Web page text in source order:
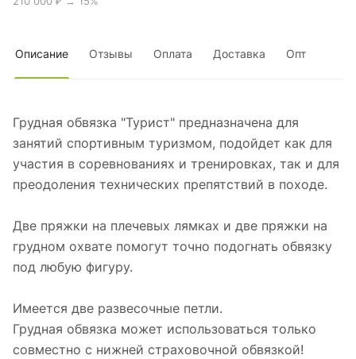
Описание Отзывы Оплата Доставка Опт
Грудная обвязка "Турист" предназначена для
занятий спортивным туризмом, подойдет как для
участия в соревнованиях и тренировках, так и для
преодоления технических препятствий в походе.
Две пряжки на плечевых лямках и две пряжки на
грудном охвате помогут точно подогнать обвязку
под любую фигуру.
Имеется две развесочные петли.
Грудная обвязка может использоваться только
совместно с нижней страховочной обвязкой!